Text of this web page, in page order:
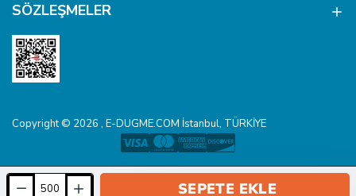
SEPETE EKLE
SÖZLEŞMELER
Copyright © 2026 , E-DUGME.COM İstanbul, TÜRKİYE